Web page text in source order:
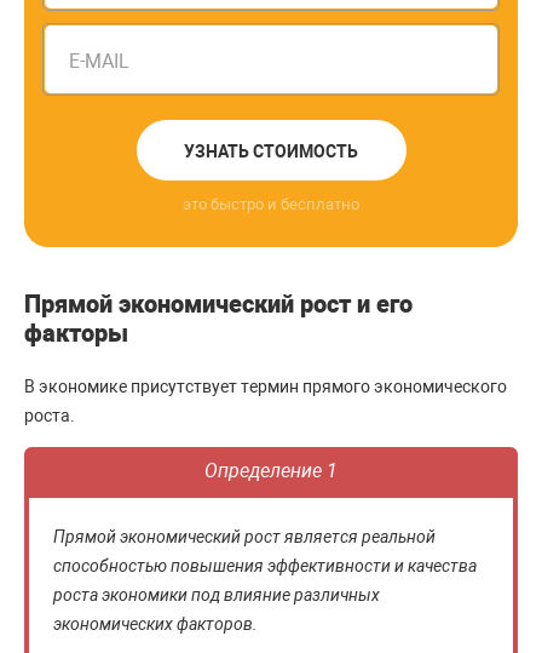
E-MAIL
УЗНАТЬ СТОИМОСТЬ
это быстро и бесплатно
Прямой экономический рост и его
факторы
В экономике присутствует термин прямого экономического
роста.
Определение 1
Прямой экономический рост является реальной
способностью повышения эффективности и качества
роста экономики под влияние различных
экономических факторов.